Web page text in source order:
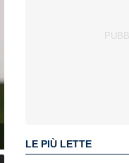
LE PIÙ LETTE